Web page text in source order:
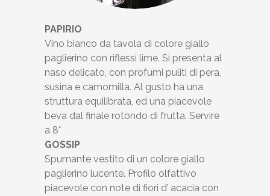
PAPIRIO
Vino bianco da tavola di colore giallo
paglierino con riflessi lime. Si presenta al
naso delicato, con profumi puliti di pera,
susina e camomilla. Al gusto ha una
struttura equilibrata, ed una piacevole
beva dal finale rotondo di frutta. Servire
a 8°
GOSSIP
Spumante vestito di un colore giallo
paglierino lucente. Profilo olfattivo
piacevole con note di fiori d’ acacia con